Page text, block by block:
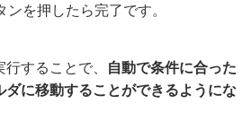
ンを押したら完了です。
することで、
自動で条件に合った
ダに移動することができるようにな